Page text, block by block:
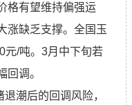
格有望维持偏强运
涨缺乏支撑。全国玉
元/吨。3月中下旬若
回调。
潮后的回调风险，